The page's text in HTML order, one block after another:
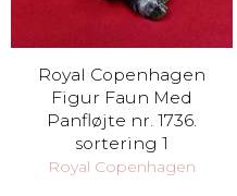
Royal Copenhagen
Figur Faun Med
Panfløjte nr. 1736.
sortering 1
Royal Copenhagen